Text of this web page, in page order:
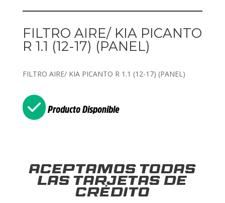
FILTRO AIRE/ KIA PICANTO
R 1.1 (12-17) (PANEL)
FILTRO AIRE/ KIA PICANTO R 1.1 (12-17) (PANEL)
Producto Disponible
Aceptamos todas
las tarjetas de
crédito